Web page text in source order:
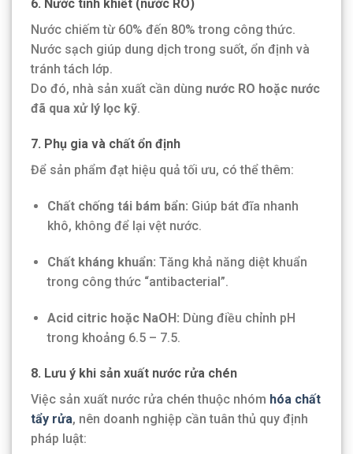
6. Nước tinh khiết (nước RO)
Nước chiếm từ 60% đến 80% trong công thức.
Nước sạch giúp dung dịch trong suốt, ổn định và
tránh tách lớp.
Do đó, nhà sản xuất cần dùng nước RO hoặc nước
đã qua xử lý lọc kỹ.
7. Phụ gia và chất ổn định
Để sản phẩm đạt hiệu quả tối ưu, có thể thêm:
Chất chống tái bám bẩn: Giúp bát đĩa nhanh
khô, không để lại vệt nước.
Chất kháng khuẩn: Tăng khả năng diệt khuẩn
trong công thức “antibacterial”.
Acid citric hoặc NaOH: Dùng điều chỉnh pH
trong khoảng 6.5 – 7.5.
8. Lưu ý khi sản xuất nước rửa chén
Việc sản xuất nước rửa chén thuộc nhóm hóa chất
tẩy rửa, nên doanh nghiệp cần tuân thủ quy định
pháp luật: